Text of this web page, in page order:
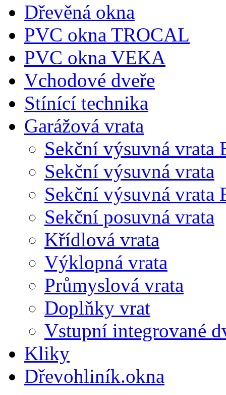
Dřevěná okna
PVC okna TROCAL
PVC okna VEKA
Vchodové dveře
Stínící technika
Garážová vrata
Sekční výsuvná vrata
Sekční výsuvná vrata
Sekční výsuvná vrata
Sekční posuvná vrata
Křídlová vrata
Výklopná vrata
Průmyslová vrata
Doplňky vrat
Vstupní integrované
Kliky
Dřevohliník.okna